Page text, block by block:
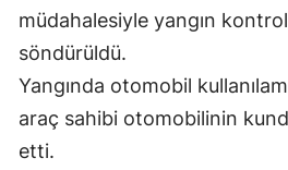
müdahalesiyle yangın kontrol
söndürüldü.
Yangında otomobil
araç sahibi otomobilinin
etti.